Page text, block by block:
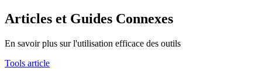
Articles et Guides Connexes
En savoir plus sur l'utilisation efficace des outils
Tools article